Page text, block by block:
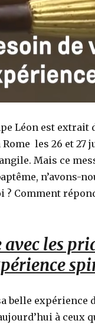
Léon est
les 26 et 27
Mais ce
n’avons-
Comment
les
belle expérience
à ceux